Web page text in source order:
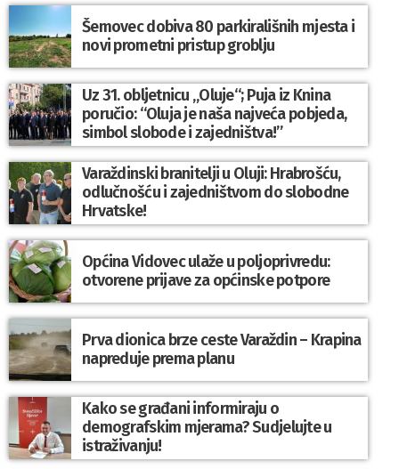
Šemovec dobiva 80 parkirališnih mjesta i
novi prometni pristup groblju
Uz 31. obljetnicu „Oluje“; Puja iz Knina
poručio: “Oluja je naša najveća pobjeda,
simbol slobode i zajedništva!”
Varaždinski branitelji u Oluji: Hrabrošću,
odlučnošću i zajedništvom do slobodne
Hrvatske!
Općina Vidovec ulaže u poljoprivredu:
otvorene prijave za općinske potpore
Prva dionica brze ceste Varaždin – Krapina
napreduje prema planu
Kako se građani informiraju o
demografskim mjerama? Sudjelujte u
istraživanju!